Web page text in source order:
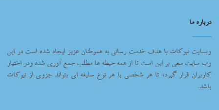
درباره ما
وبسایت نیوکات با هدف خدمت رسانی به هموطنان عزیز ایجاد شده است در این
وب سایت سعی بر این است تا از همه حیطه ها مطلب جمع آوری شده ودر اختیار
کاربران قرار گیرد، تا هر شخصی با هر نوع سلیغه ای بتواند جزوی از نیوکات
باشد.